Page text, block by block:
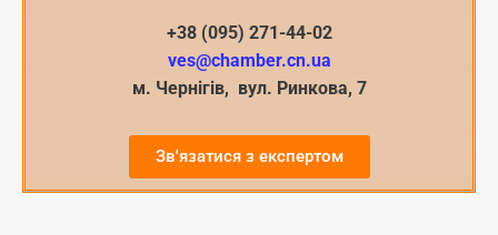
+38 (095) 271-44-02
ves@chamber.cn.ua
м. Чернігів, вул. Ринкова, 7
Зв'язатися з експертом